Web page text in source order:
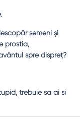
semeni şi
prostia,
spre dispreţ?
trebuie sa ai si